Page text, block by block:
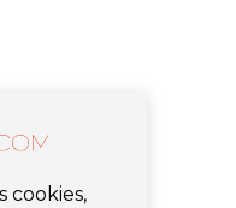
cookies,